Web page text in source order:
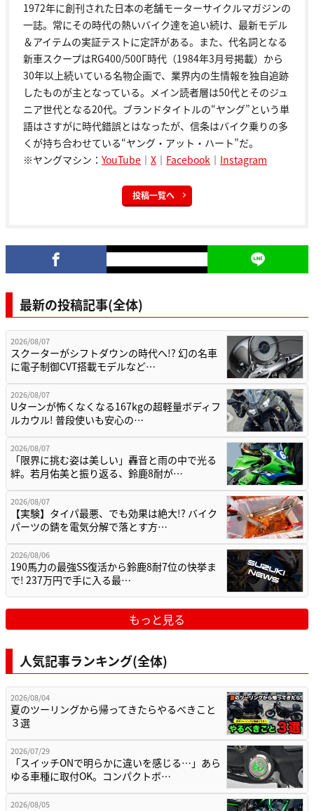
1972年に創刊された日本の老舗モーターサイクルマガジンの
一誌。常にその時代の熱いバイク達を追い続け、最新モデル
＆アイテムの実証テストに定評がある。また、代名詞となる
新車スクープはRG400/500Γ時代（1984年3月号掲載）から
30年以上続いている名物企画で、業界内の生情報を独自追跡
したものが主となっている。メイン読者層は50代とそのジュ
ニア世代となる20代。ブランドタイトルの“ヤング”という単
語はさすがに時代錯誤とはなったが、信条はバイク乗りの多
くが持ち合わせている“ヤング・アット・ハート”だ。
※ヤングマシン： YouTube ｜ X ｜ Facebook ｜ Instagram
投稿一覧へ
最新の投稿記事(全体)
2026/08/07
スクーターがシフトダウンの時代へ!? 幻の名車
に電子制御CVT搭載モデルなど…
2026/08/07
Uターンが怖くなくなる167kgの超軽量ボディフ
ルカウル! 普段使いも安心の…
2026/08/07
「限界に挑む姿は美しい」轟音と雨の中で光る
絆。若月佑美と振り返る、鈴鹿8耐が…
2026/08/07
【実験】タイパ最悪、でも効果は絶大!? バイク
パーツの錆を電気分解で落とす方…
2026/08/06
190馬力の最強SS復活から鈴鹿8耐7位の快挙ま
で! 237万円で手に入る最…
もっと見る
人気記事ランキング(全体)
2026/08/04
夏のツーリングから帰ってきたらやるべきこと
３選
2026/07/29
「スイッチONで明らかに違いを感じる…」あら
ゆる車種に取付OK。コンパクトボ…
2026/08/05